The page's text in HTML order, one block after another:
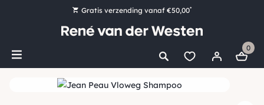
Gratis verzending vanaf €50,00*
Bestel nu, betaal later met Klarna
Ruim 16.000 artikelen op voorraad
0